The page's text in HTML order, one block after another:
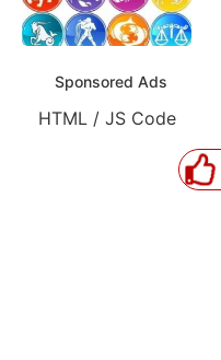
Sponsored Ads
HTML / JS Code